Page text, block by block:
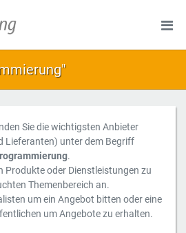
Sie die wichtigsten Anbieter
Lieferanten) unter dem Begriff
.
Produkte oder Dienstleistungen zu
Themenbereich an.
um ein Angebot bitten oder eine
um Angebote zu erhalten.